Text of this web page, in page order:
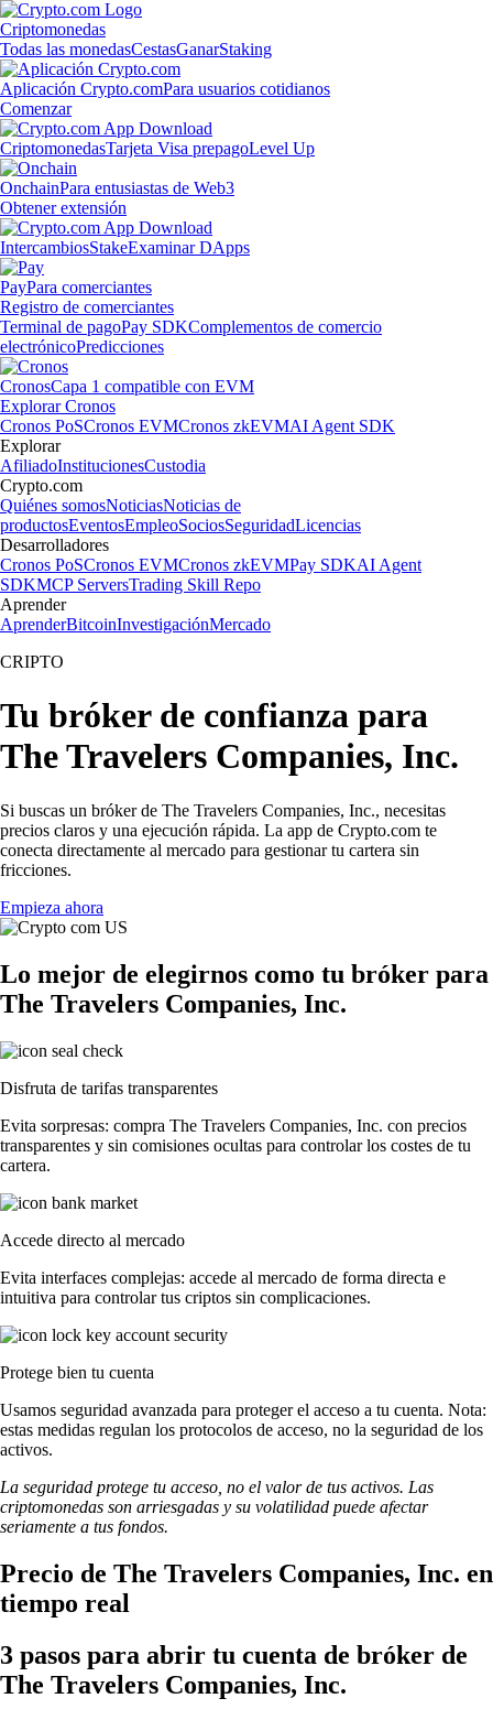
Criptomonedas
Todas las monedasCestasGanarStaking
Aplicación Crypto.comPara usuarios cotidianos
Comenzar
CriptomonedasTarjeta Visa prepagoLevel Up
OnchainPara entusiastas de Web3
Obtener extensión
IntercambiosStakeExaminar DApps
PayPara comerciantes
Registro de comerciantes
Terminal de pagoPay SDKComplementos de comercio
electrónicoPredicciones
CronosCapa 1 compatible con EVM
Explorar Cronos
Cronos PoSCronos EVMCronos zkEVMAI Agent SDK
Explorar
AfiliadoInstitucionesCustodia
Crypto.com
Quiénes somosNoticiasNoticias de
productosEventosEmpleoSociosSeguridadLicencias
Desarrolladores
Cronos PoSCronos EVMCronos zkEVMPay SDKAI Agent
SDKMCP ServersTrading Skill Repo
Aprender
AprenderBitcoinInvestigaciónMercado
CRIPTO
Tu bróker de confianza para
The Travelers Companies, Inc.
Si buscas un bróker de The Travelers Companies, Inc., necesitas
precios claros y una ejecución rápida. La app de Crypto.com te
conecta directamente al mercado para gestionar tu cartera sin
fricciones.
Empieza ahora
Lo mejor de elegirnos como tu bróker para
The Travelers Companies, Inc.
Disfruta de tarifas transparentes
Evita sorpresas: compra The Travelers Companies, Inc. con precios
transparentes y sin comisiones ocultas para controlar los costes de tu
cartera.
Accede directo al mercado
Evita interfaces complejas: accede al mercado de forma directa e
intuitiva para controlar tus criptos sin complicaciones.
Protege bien tu cuenta
Usamos seguridad avanzada para proteger el acceso a tu cuenta. Nota:
estas medidas regulan los protocolos de acceso, no la seguridad de los
activos.
La seguridad protege tu acceso, no el valor de tus activos. Las
criptomonedas son arriesgadas y su volatilidad puede afectar
seriamente a tus fondos.
Precio de The Travelers Companies, Inc. en
tiempo real
3 pasos para abrir tu cuenta de bróker de
The Travelers Companies, Inc.